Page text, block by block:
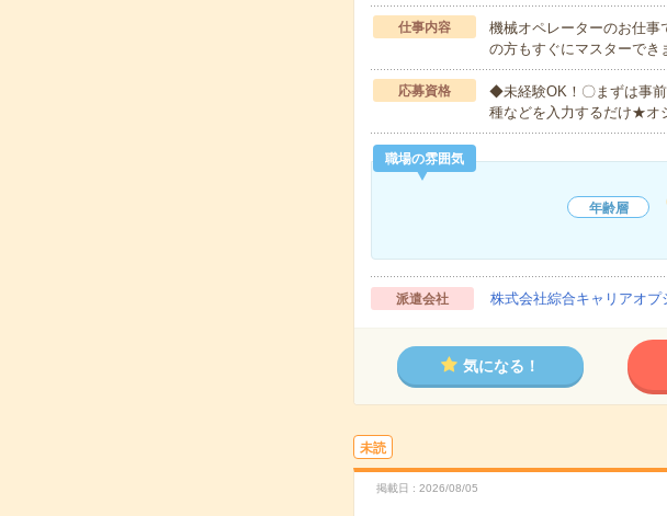
仕事内容
機械オペレーターのお仕事
の方もすぐにマスターで
応募資格
◆未経験OK！〇まずは事
種などを入力するだけ★オ
職場の雰囲気
年齢層
派遣会社 株式会社綜合キャリアオ
気になる！
未読
掲載日 2026/08/05